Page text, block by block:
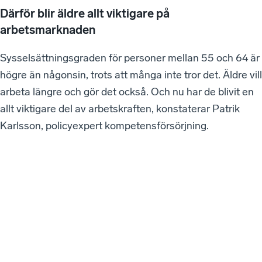
Därför blir äldre allt viktigare på
arbetsmarknaden
Sysselsättningsgraden för personer mellan 55 och 64 är
högre än någonsin, trots att många inte tror det. Äldre vill
arbeta längre och gör det också. Och nu har de blivit en
allt viktigare del av arbetskraften, konstaterar Patrik
Karlsson, policyexpert kompetensförsörjning.